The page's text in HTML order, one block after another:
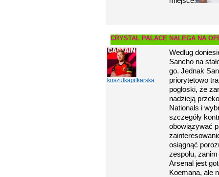
CRYSTAL PALACE NALEGA NA
koszulkapilkarska
Według
Sancho na
go. Jednak
priorytetowo
pogłoski, że
nadzieją
Nationals i
szczegóły
obowiązywać
osiągnąć
zespołu,
Arsenal jest
Koemana, ale